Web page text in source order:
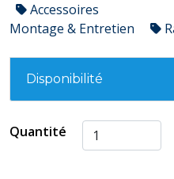
Accessoires
Montage & Entretien
Disponibilité
Quantité